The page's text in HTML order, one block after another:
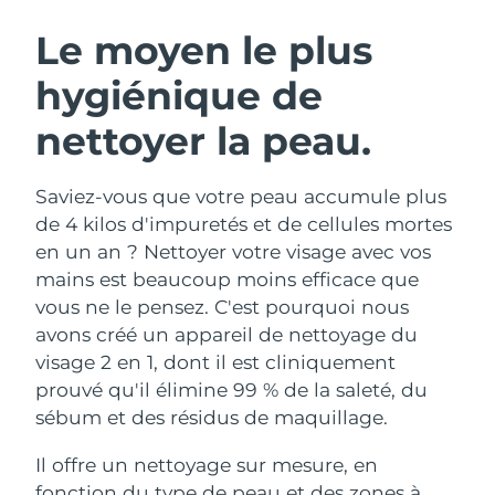
Le moyen le plus
hygiénique de
nettoyer la peau.
Saviez-vous que votre peau accumule plus
de 4 kilos d'impuretés et de cellules mortes
en un an ? Nettoyer votre visage avec vos
mains est beaucoup moins efficace que
vous ne le pensez. C'est pourquoi nous
avons créé un appareil de nettoyage du
visage 2 en 1, dont il est cliniquement
prouvé qu'il élimine 99 % de la saleté, du
sébum et des résidus de maquillage.
Il offre un nettoyage sur mesure, en
Nettoyage du visage
Anti-aging massage
LUNA™ 4 Plus
Massage, LED heating
LUNA™ 4 Men
For men, anti-aging massage
Lifting
Microcurrent toning
BEAR™ 2 go
Microcurrent toning on-the-go
BEAR™ 2 eyes & lips
Microcurrent line smoothing device
Hydratation
UFO™ 3 coffret
Deep facial hydration
UFO™ 3 LED
Near-infrared and red light therapy
device
Soin bucco-dentaire
issa™ 4
Hybrid silicone sonic toothbrush
issa™ 4 plus
FAQ™ TRAITEMENT ANTI-ÂGE
Anti-âge Traitements LED
NEW
Autriche Livraison estimée
Bahreïn Livraison estimée
Belgique Livraison estimée
Bermudes Livraison estimée 15/08/2026
Bosnie-Herzégovine Livraison estimée
14/08/2026
Bulgarie Livraison estimée09/08/2026
Canada Livraison estimée13/08/2026